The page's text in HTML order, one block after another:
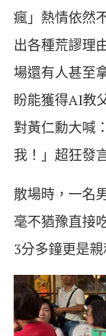
瘋」熱情依然
出各種荒謬理
場還有人甚至
盼能獲得AI教
對黃仁勳大喊
我！」超狂發
散場時，一名
毫不猶豫直接
3分多鐘更是親